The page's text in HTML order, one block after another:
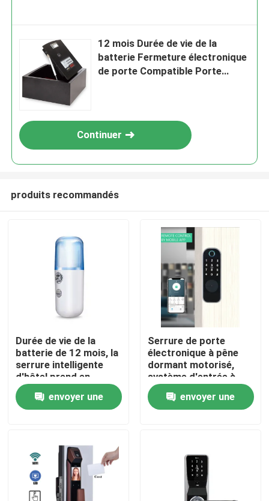
Produits
Vidéos
12 mois Durée de vie de la
batterie Fermeture électronique
de porte Compatible Porte
Continuer
produits recommandés
Durée de vie de la
batterie de 12 mois, la
serrure intelligente
d'hôtel prend en
charge Fidelio Opera
et d'autres pesant 15
kg, adaptée aux
envoyer une
Serrure de porte
électronique à pêne
dormant motorisé,
système d'entrée à
clavier électronique
monté en surface,
conçu pour les usages
envoyer une